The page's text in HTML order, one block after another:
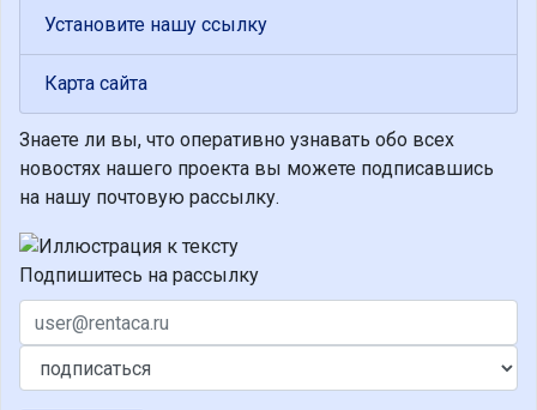
Установите нашу ссылку
Карта сайта
Знаете ли вы, что оперативно узнавать обо всех
новостях нашего проекта вы можете подписавшись
на нашу почтовую рассылку.
Подпишитесь на рассылку